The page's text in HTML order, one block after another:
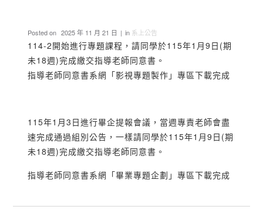
Posted on 2025 年 11 月 21 日 in 系上公告
114-2開始進行專題課程，請同學於115年1月9日(期
未18週)完成繳交指導老師同意書。
指導老師同意書系網「影視專題製作」專區下載完成
115年1月3日進行畢企提報會議，當週專責老師會盡
速完成通過組別公告，一樣請同學於115年1月9日(期
未18週)完成繳交指導老師同意書。
指導老師同意書系網「畢業專題企劃」專區下載完成